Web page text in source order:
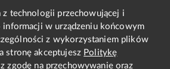
POLSKI
z technologii przechowującej i
informacji w urządzeniu końcowym
z wykorzystaniem plików
stronę akceptujesz Politykę
zgodę na przechowywanie oraz